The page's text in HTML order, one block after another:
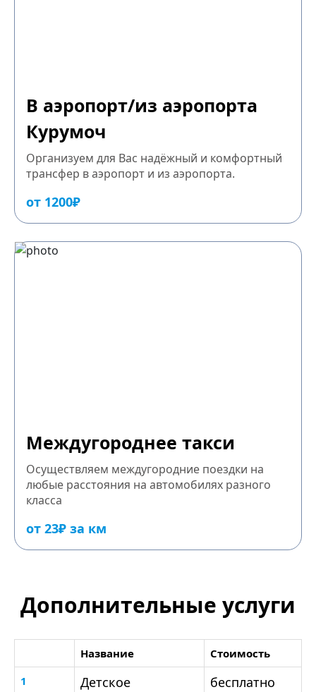
В аэропорт/из аэропорта
Курумоч
Организуем для Вас надёжный и комфортный
трансфер в аэропорт и из аэропорта.
от 1200₽
Междугороднее такси
Осуществляем междугородние поездки на
любые расстояния на автомобилях разного
класса
от 23₽ за км
Дополнительные услуги
Название
Стоимость
1
Детское
бесплатно